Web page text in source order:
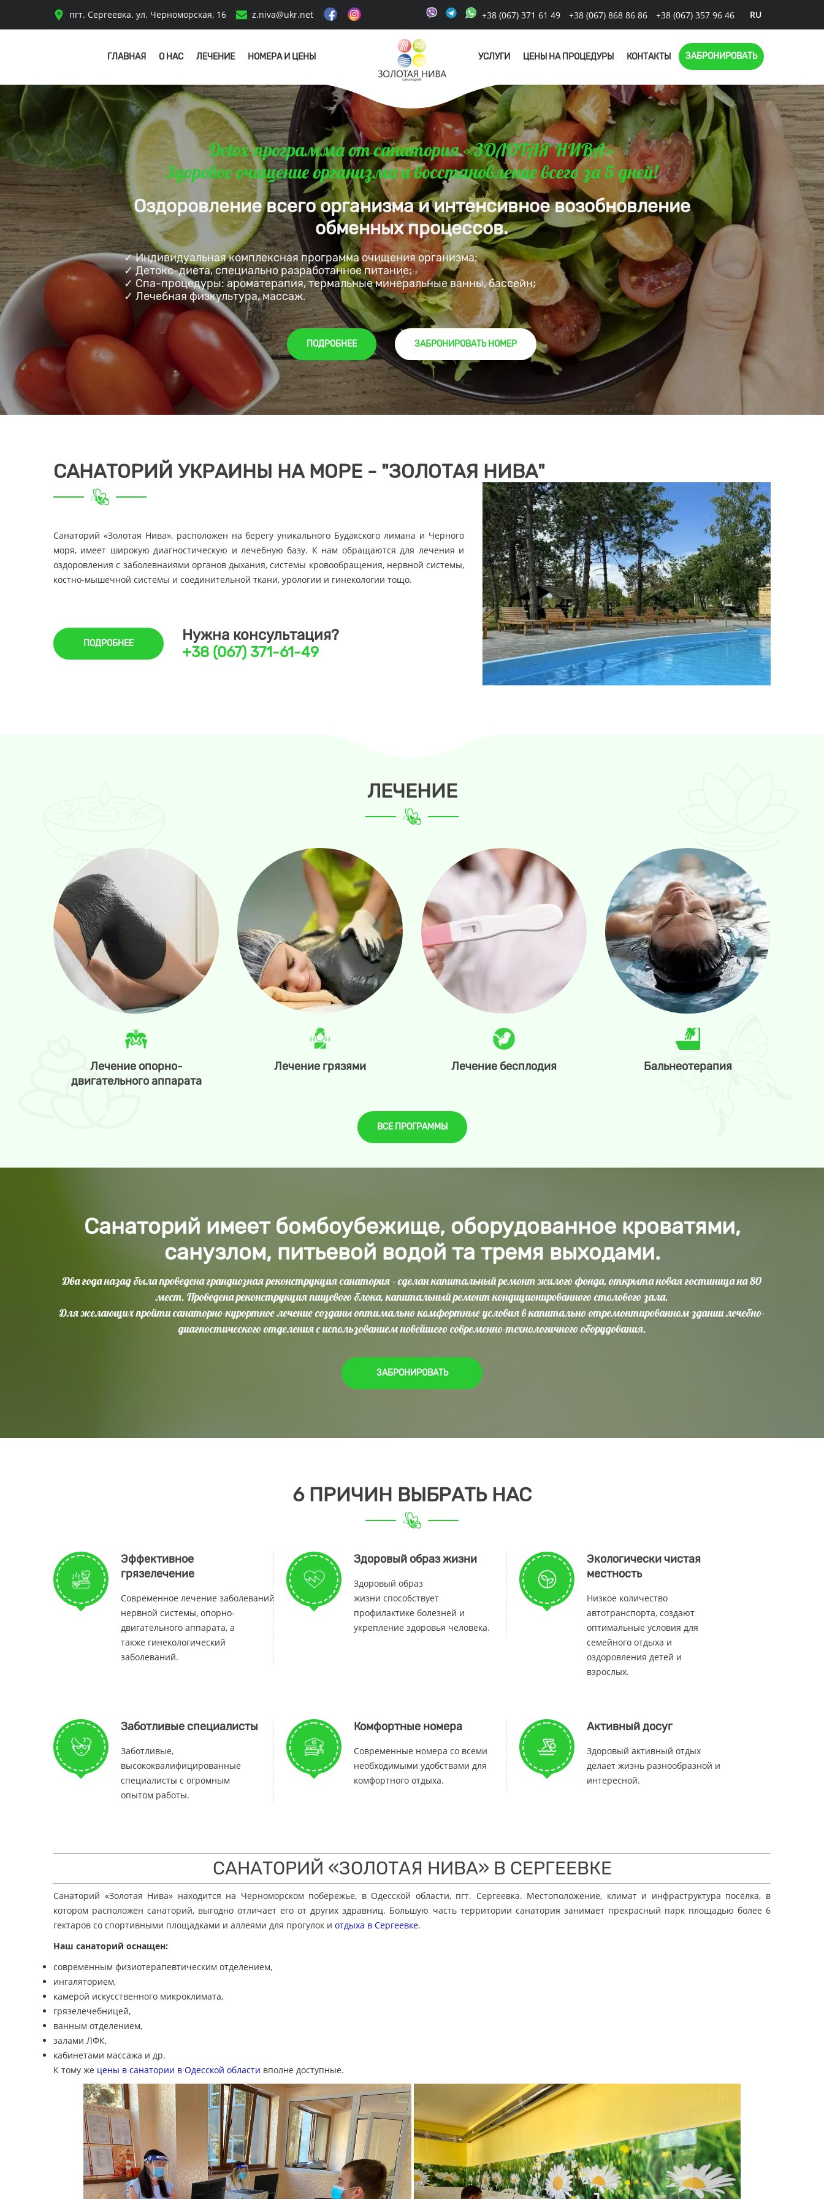
пгт. Сергеевка. ул. Черноморская, 16 z.niva@ukr.net RU
+38 (067) 371 61 49 +38 (067) 868 86 86 +38 (067) 357 96 46
ГЛАВНАЯ О НАС ЛЕЧЕНИЕ НОМЕРА И ЦЕНЫ УСЛУГИ ЦЕНЫ НА ПРОЦЕДУРЫ КОНТАКТЫ ЗАБРОНИРОВАТЬ
Detox-программа от санатория «ЗОЛОТАЯ НИВА»
Здоровое очищение организма и восстановление всего за 5 дней!
Оздоровление всего организма и интенсивное возобновление
обменных процессов.
✓ Индивидуальная комплексная программа очищения организма;
✓ Детокс-диета, специально разработанное питание;
✓ Спа-процедуры: ароматерапия, термальные минеральные ванны, бассейн;
✓ Лечебная физкультура, массаж.
ПОДРОБНЕЕ ЗАБРОНИРОВАТЬ НОМЕР
САНАТОРИЙ УКРАИНЫ НА МОРЕ - "ЗОЛОТАЯ НИВА"
Санаторий «Золотая Нива», расположен на берегу уникального Будакского лимана и Черного
моря, имеет широкую диагностическую и лечебную базу. К нам обращаются для лечения и
оздоровления с заболевнаиями органов дыхания, системы кровообращения, нервной системы,
костно-мышечной системы и соединительной ткани, урологии и гинекологии тощо.
ПОДРОБНЕЕ
Нужна консультация?
+38 (067) 371-61-49
ЛЕЧЕНИЕ
Лечение опорно-
двигательного аппарата
Лечение грязями Лечение бесплодия Бальнеотерапия
ВСЕ ПРОГРАММЫ
Санаторий имеет бомбоубежище, оборудованное кроватями,
санузлом, питьевой водой та тремя выходами.
Два года назад была проведена грандиозная реконструкция санатория - сделан капитальный ремонт жилого фонда, открыта новая гостиница на 80
мест. Проведена реконструкция пищевого блока, капитальный ремонт кондиционированного столового зала.
Для желающих пройти санаторно-курортное лечение созданы оптимально комфортные условия в капитально отремонтированном здании лечебно-
диагностического отделения с использованием новейшего современно-технологичного оборудования.
ЗАБРОНИРОВАТЬ
6 ПРИЧИН ВЫБРАТЬ НАС
Эффективное
грязелечение
Современное лечение заболеваний
нервной системы, опорно-
двигательного аппарата, а
также гинекологический
заболеваний.
Здоровый образ жизни
Здоровый образ
жизни способствует
профилактике болезней и
укрепление здоровья человека.
Экологически чистая
местность
Низкое количество
автотранспорта, создают
оптимальные условия для
семейного отдыха и
оздоровления детей и
взрослых.
Заботливые специалисты
Заботливые​,
высококвалифицированные
специалисты с огромным
опытом работы.
Комфортные номера
Cовременные номера со всеми
необходимыми удобствами для
комфортного отдыха.
Активный досуг
Здоровый активный отдых
делает жизнь разнообразной и
интересной.
САНАТОРИЙ «ЗОЛОТАЯ НИВА» В СЕРГЕЕВКЕ
Санаторий «Золотая Нива» находится на Черноморском побережье, в Одесской области, пгт. Сергеевка. Местоположение, климат и инфраструктура посёлка, в
котором расположен санаторий, выгодно отличает его от других здравниц. Большую часть территории санатория занимает прекрасный парк площадью более 6
гектаров со спортивными площадками и аллеями для прогулок и отдыха в Сергеевке.
Наш санаторий оснащен:
современным физиотерапевтическим отделением,
ингаляторием,
камерой искусственного микроклимата,
грязелечебницей,
ванным отделением,
залами ЛФК,
кабинетами массажа и др.
К тому же цены в санатории в Одесской области вполне доступные.